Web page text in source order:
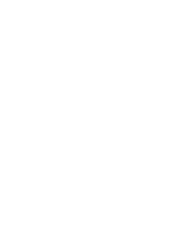
Survival curves